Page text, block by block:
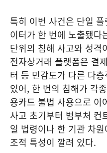
특히 이번 사건은 단일
이터가 한 번에 노출됐다
단위의 침해 사고와 성격
전자상거래 플랫폼은 결
터 등 민감도가 다른 다
있어, 한 번의 침해가 각
용카드 불법 사용으로 이
사고 초기부터 범부처 컨
일 법령이나 한 기관 차
조적 특성이 깔려 있다.